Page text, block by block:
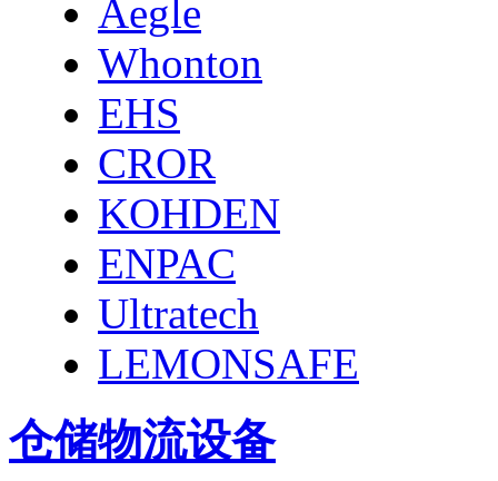
Aegle
Whonton
EHS
CROR
KOHDEN
ENPAC
Ultratech
LEMONSAFE
仓储物流设备